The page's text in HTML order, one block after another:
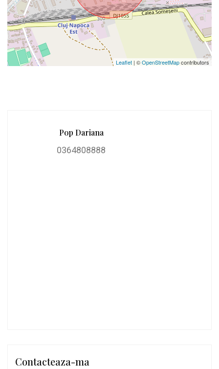
Leaflet | ©OpenStreetMapcontributors
Pop Dariana
0364808888
Contacteaza-ma